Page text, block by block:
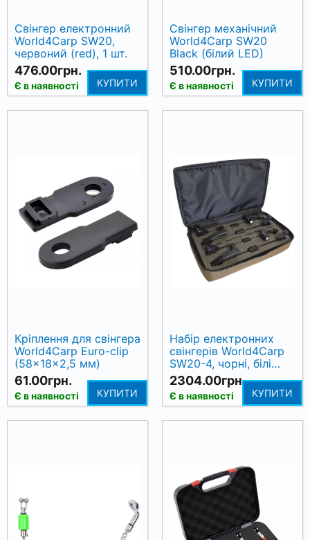
Свінгер електронний
World4Carp SW20,
червоний (red), 1 шт.
476.00грн.
Є в наявності КУПИТИ
Свінгер механічний
World4Carp SW20
Black (білий LED)
510.00грн.
Є в наявності КУПИТИ
Кріплення для свінгера
World4Carp Euro-clip
(58×18×2,5 мм)
61.00грн.
Є в наявності КУПИТИ
Набір електронних
свінгерів World4Carp
SW20-4, чорні, білі
LED (4 шт.)
2304.00грн.
Є в наявності КУПИТИ